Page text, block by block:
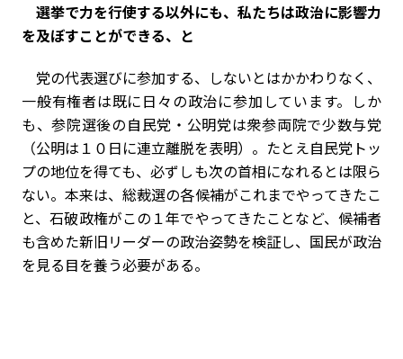
――選挙で力を行使する以外にも、私たちは政治に影響力
を及ぼすことができる、と
党の代表選びに参加する、しないとはかかわりなく、
一般有権者は既に日々の政治に参加しています。しか
も、参院選後の自民党・公明党は衆参両院で少数与党
（公明は１０日に連立離脱を表明）。たとえ自民党トッ
プの地位を得ても、必ずしも次の首相になれるとは限ら
ない。本来は、総裁選の各候補がこれまでやってきたこ
と、石破政権がこの１年でやってきたことなど、候補者
も含めた新旧リーダーの政治姿勢を検証し、国民が政治
を見る目を養う必要がある。